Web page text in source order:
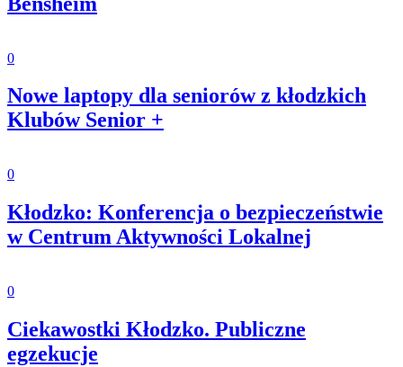
0
Nowe laptopy dla seniorów z kłodzkich
Klubów Senior +
0
Kłodzko: Konferencja o bezpieczeństwie
w Centrum Aktywności Lokalnej
0
Ciekawostki Kłodzko. Publiczne
egzekucje